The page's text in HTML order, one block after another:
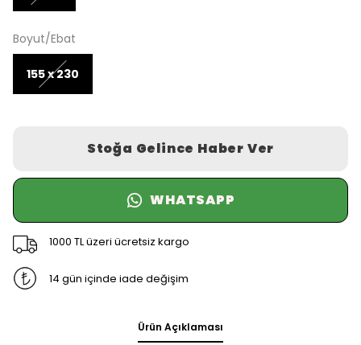
Boyut/Ebat
155 x 230
Stoğa Gelince Haber Ver
WHATSAPP
1000 TL üzeri ücretsiz kargo
14 gün içinde iade değişim
Ürün Açıklaması